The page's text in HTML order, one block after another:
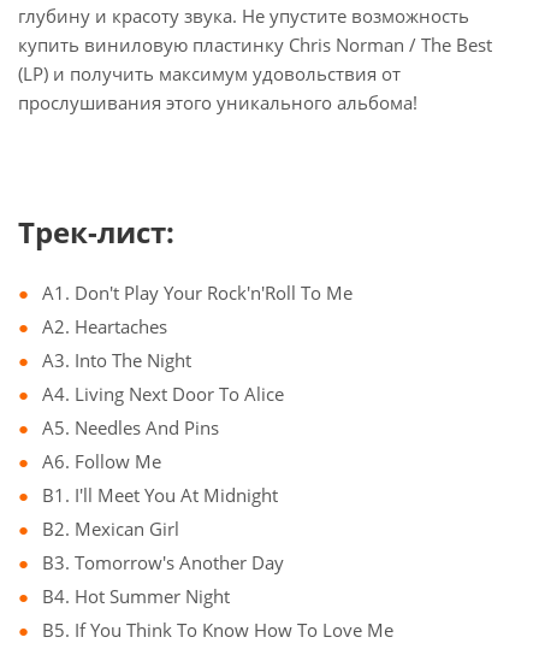
глубину и красоту звука. Не упустите возможность
купить виниловую пластинку Chris Norman / The Best
(LP) и получить максимум удовольствия от
прослушивания этого уникального альбома!
Трек-лист:
A1. Don't Play Your Rock'n'Roll To Me
A2. Heartaches
A3. Into The Night
A4. Living Next Door To Alice
A5. Needles And Pins
A6. Follow Me
B1. I'll Meet You At Midnight
B2. Mexican Girl
B3. Tomorrow's Another Day
B4. Hot Summer Night
B5. If You Think To Know How To Love Me